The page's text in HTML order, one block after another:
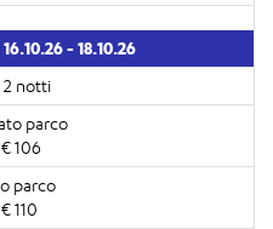
16.10.26 - 18.10.26
2 notti
€ 106
€ 110